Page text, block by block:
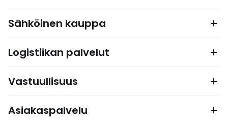
Sähköinen kauppa
Logistiikan palvelut
Vastuullisuus
Asiakaspalvelu